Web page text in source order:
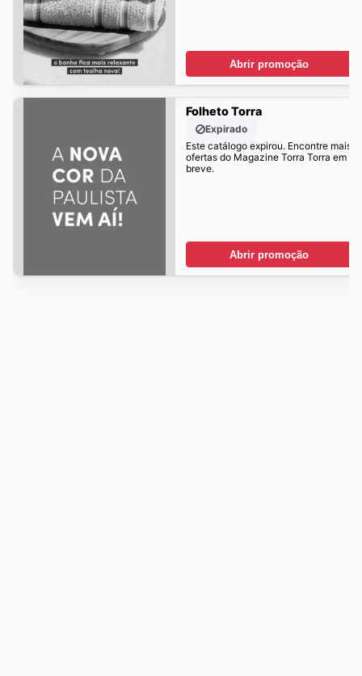
Abrir promoção
Folheto Torra
Expirado
Este catálogo expirou. Encontre mais
ofertas do Magazine Torra Torra em
breve.
Abrir promoção